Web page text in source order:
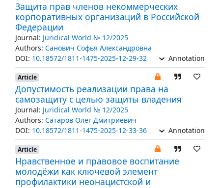
Защита прав членов некоммерческих
корпоративных организаций в Российской
Федерации
Journal: Juridical World № 12/2025
Authors: Санович Софья Александровна
DOI: 10.18572/1811-1475-2025-12-29-32 Annotation
Article
Допустимость реализации права на
самозащиту с целью защиты владения
Journal: Juridical World № 12/2025
Authors: Сатаров Олег Дмитриевич
DOI: 10.18572/1811-1475-2025-12-33-36 Annotation
Article
Нравственное и правовое воспитание
молодёжи как ключевой элемент
профилактики неонацистской и